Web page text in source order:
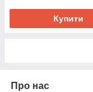
Купити
Про нас